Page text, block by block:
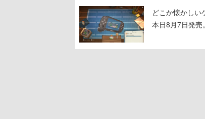
どこか懐かし
本日8月7日発